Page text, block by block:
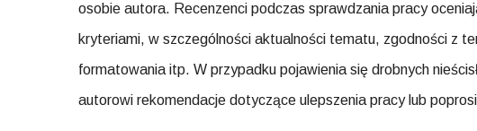
osobie autora. Recenzenci podczas sprawdzania pracy
kryteriami, w szczególności aktualności tematu, zgodności z
formatowania itp. W przypadku pojawienia się drobnych
autorowi rekomendacje dotyczące ulepszenia pracy lub